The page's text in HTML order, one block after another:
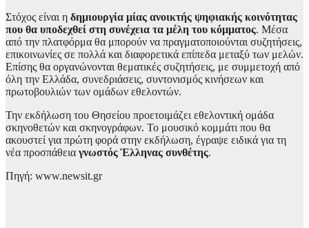
Στόχος είναι η δημιουργία μίας ανοικτής ψηφιακής κοινότητας
που θα υποδεχθεί στη συνέχεια τα μέλη του κόμματος. Μέσα
από την πλατφόρμα θα μπορούν να πραγματοποιούνται συζητήσεις,
επικοινωνίες σε πολλά και διαφορετικά επίπεδα μεταξύ των μελών.
Επίσης θα οργανώνονται θεματικές συζητήσεις, με συμμετοχή από
όλη την Ελλάδα, συνεδριάσεις, συντονισμός κινήσεων και
πρωτοβουλιών των ομάδων εθελοντών.
Την εκδήλωση του Θησείου προετοιμάζει εθελοντική ομάδα
σκηνοθετών και σκηνογράφων. Το μουσικό κομμάτι που θα
ακουστεί για πρώτη φορά στην εκδήλωση, έγραψε ειδικά για τη
νέα προσπάθεια γνωστός Έλληνας συνθέτης.
Πηγή: www.newsit.gr